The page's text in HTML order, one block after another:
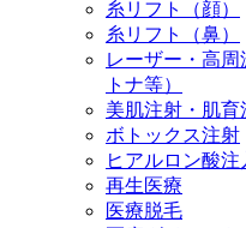
糸リフト（顔）
糸リフト（鼻）
レーザー・高
トナ等）
美肌注射・肌
ボトックス注射
ヒアルロン酸注
再生医療
医療脱毛